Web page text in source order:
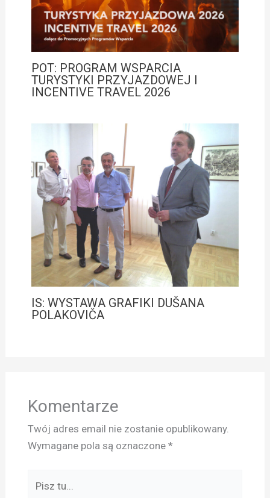
POT: PROGRAM WSPARCIA
TURYSTYKI PRZYJAZDOWEJ I
INCENTIVE TRAVEL 2026
IS: WYSTAWA GRAFIKI DUŠANA
POLAKOVIČA
Komentarze
Twój adres email nie zostanie opublikowany.
Wymagane pola są oznaczone *